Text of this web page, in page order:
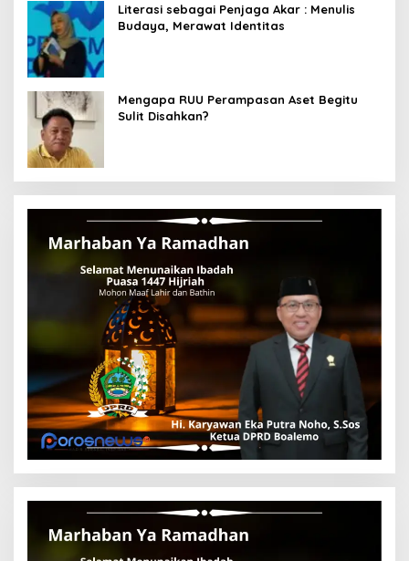
Literasi sebagai Penjaga Akar : Menulis
Budaya, Merawat Identitas
Mengapa RUU Perampasan Aset Begitu
Sulit Disahkan?